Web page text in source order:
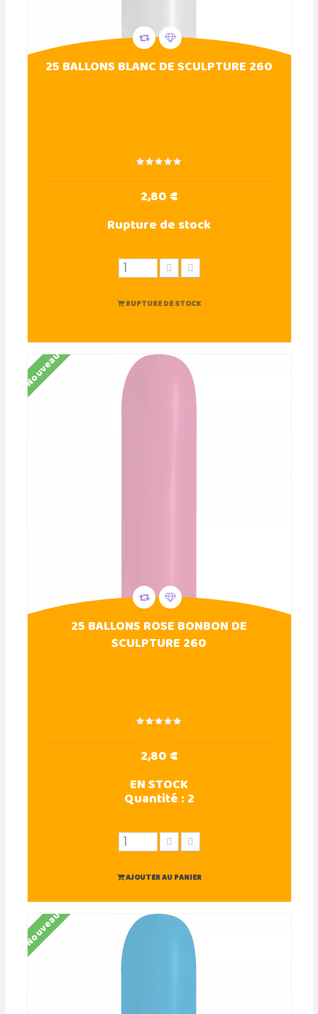
25 BALLONS BLANC DE SCULPTURE 260
2,80 €
Rupture de stock
RUPTURE DE STOCK
Nouveau
25 BALLONS ROSE BONBON DE
SCULPTURE 260
2,80 €
EN STOCK
Quantité :2
AJOUTER AU PANIER
Nouveau